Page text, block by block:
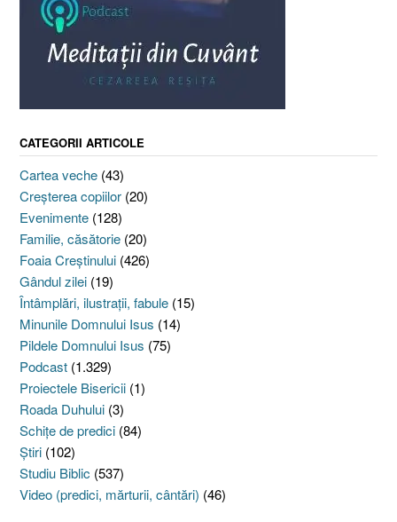
CATEGORII ARTICOLE
Cartea veche (43)
Creşterea copiilor (20)
Evenimente (128)
Familie, căsătorie (20)
Foaia Creştinului (426)
Gândul zilei (19)
Întâmplări, ilustraţii, fabule (15)
Minunile Domnului Isus (14)
Pildele Domnului Isus (75)
Podcast (1.329)
Proiectele Bisericii (1)
Roada Duhului (3)
Schiţe de predici (84)
Ştiri (102)
Studiu Biblic (537)
Video (predici, mărturii, cântări) (46)